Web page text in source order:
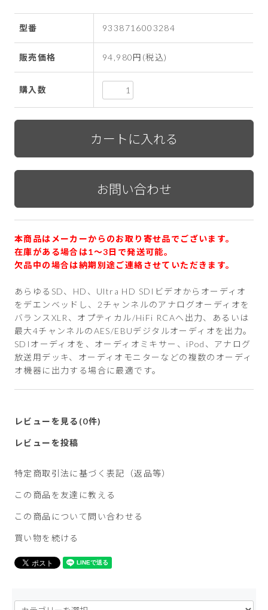
型番 9338716003284
販売価格 94,980円(税込)
購入数
本商品はメーカーからのお取り寄せ品でございます。
在庫がある場合は1〜3日で発送可能。
欠品中の場合は納期別途ご連絡させていただきます。
あらゆるSD、HD、Ultra HD SDIビデオからオーディオ
をデエンベッドし、2チャンネルのアナログオーディオを
バランスXLR、オプティカル/HiFi RCAへ出力、あるいは
最大4チャンネルのAES/EBUデジタルオーディオを出力。
SDIオーディオを、オーディオミキサー、iPod、アナログ
放送用デッキ、オーディオモニターなどの複数のオーディ
オ機器に出力する場合に最適です。
レビューを見る(0件)
レビューを投稿
特定商取引法に基づく表記（返品等）
この商品を友達に教える
この商品について問い合わせる
買い物を続ける